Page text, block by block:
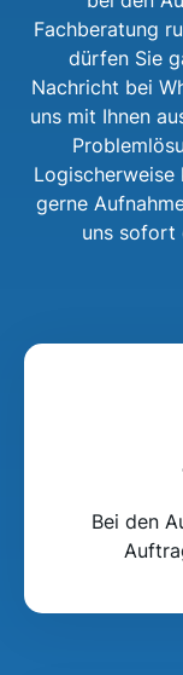
Fachberatung
dürfen Sie
Nachricht bei
uns mit Ihnen
Logischerweise
gerne
uns sofort
Bei den